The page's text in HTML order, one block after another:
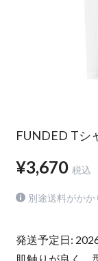
FUNDED Tシ
¥3,670 税込
別途送料がか
発送予定日: